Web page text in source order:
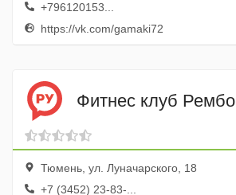
+796120153...
https://vk.com/gamaki72
Фитнес клуб Рембо
Тюмень, ул. Луначарского, 18
+7 (3452) 23-83-...